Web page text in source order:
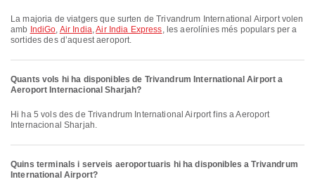
La majoria de viatgers que surten de Trivandrum International Airport volen
amb IndiGo, Air India,Air India Express, les aerolínies més populars per a
sortides des d’aquest aeroport.
Quants vols hi ha disponibles de Trivandrum International Airport a
Aeroport Internacional Sharjah?
Hi ha 5 vols des de Trivandrum International Airport fins a Aeroport
Internacional Sharjah.
Quins terminals i serveis aeroportuaris hi ha disponibles a Trivandrum
International Airport?